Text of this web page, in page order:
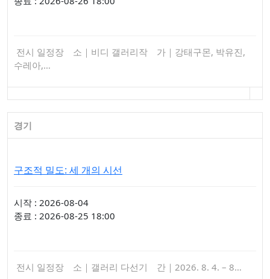
전시 일정장 소｜비디 갤러리작 가｜강태구몬, 박유진,
수레아,…
경기
구조적 밀도: 세 개의 시선
시작 : 2026-08-04
종료 : 2026-08-25 18:00
전시 일정장 소｜갤러리 다선기 간｜2026. 8. 4. – 8…